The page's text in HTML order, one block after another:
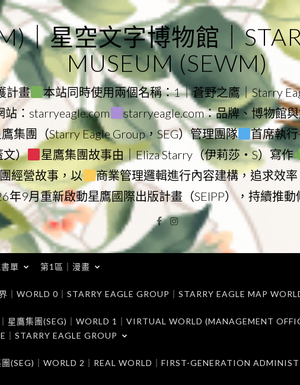
｜星空文字博物館｜
MUSEUM (SEWM)
計畫
本站同時使用兩個名稱：1｜蒼野之鷹｜Starry
站：starryeagle.com starryeagle.com：品牌、博物館
集團（Starry Eagle Group，SEG）管理團隊 首席執
文）
星鷹集團故事由｜Eliza Starry（伊莉莎・S）寫作
經營故事，以
商業管理邏輯進行內容建構，追求效
年9月重新啟動星鷹國際出版計畫（SEIPP），持續推
Facebook
Instagram
單 第1區｜漫畫
｜WORLD 0｜STARRY EAGLE GROUP｜STARRY EAGLE MAP
星鷹集團(SEG)｜WORLD 1｜VIRTUAL WORLD (MANAGEMENT
｜STARRY EAGLE GROUP
(SEG)｜WORLD 2｜REAL WORLD｜FIRST-GENERATION